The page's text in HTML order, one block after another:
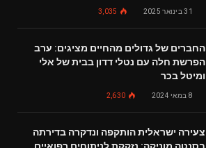
31 בינואר 2025 3,035
החברים של גדולים מהחיים מציגים: ערב
הפרשת חלה עם נטלי דדון בבית של אלי
ומיטל בכר
8 במאי 2024 2,630
צעירה ישראלית הותקפה ונדקרה בדירתה
בסנטה מוניקה; נזקקת לניתוחים רפואיים